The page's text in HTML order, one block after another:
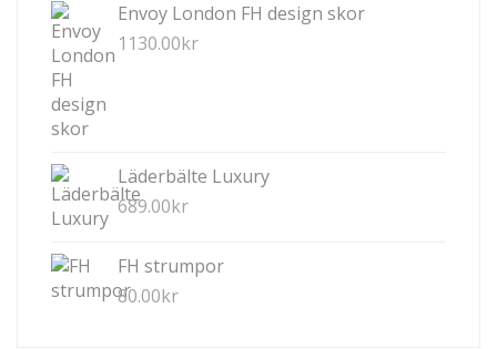
Envoy London FH design skor
1130.00kr
Läderbälte Luxury
689.00kr
FH strumpor
80.00kr